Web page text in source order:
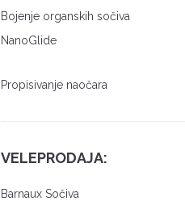
Bojenje organskih sočiva
NanoGlide
Propisivanje naočara
VELEPRODAJA:
Barnaux Sočiva